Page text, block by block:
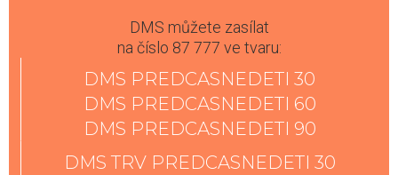
DMS můžete zasílat
na číslo 87 777 ve tvaru:
DMS PREDCASNEDETI 30
DMS PREDCASNEDETI 60
DMS PREDCASNEDETI 90
DMS TRV PREDCASNEDETI 30